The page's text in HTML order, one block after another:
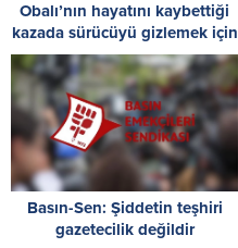
Obalı’nın hayatını kaybettiği
kazada sürücüyü gizlemek için
polise yalan söyleyen bir kişi
tutuklandı
Basın-Sen: Şiddetin teşhiri
gazetecilik değildir